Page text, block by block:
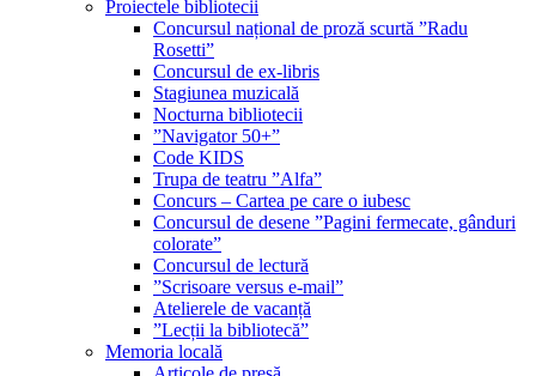
Proiectele bibliotecii
Concursul național de proză scurtă ”Radu
Rosetti”
Concursul de ex-libris
Stagiunea muzicală
Nocturna bibliotecii
”Navigator 50+”
Code KIDS
Trupa de teatru ”Alfa”
Concurs – Cartea pe care o iubesc
Concursul de desene ”Pagini fermecate, gânduri
colorate”
Concursul de lectură
”Scrisoare versus e-mail”
Atelierele de vacanță
”Lecții la bibliotecă”
Memoria locală